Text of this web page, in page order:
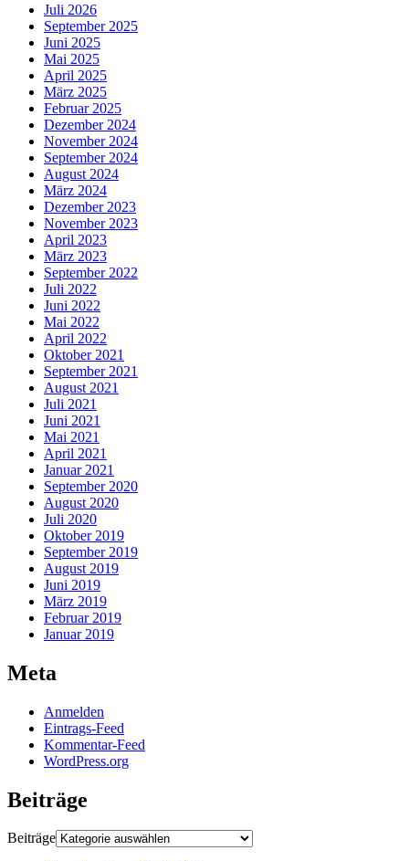
Juli 2026
September 2025
Juni 2025
Mai 2025
April 2025
März 2025
Februar 2025
Dezember 2024
November 2024
September 2024
August 2024
März 2024
Dezember 2023
November 2023
April 2023
März 2023
September 2022
Juli 2022
Juni 2022
Mai 2022
April 2022
Oktober 2021
September 2021
August 2021
Juli 2021
Juni 2021
Mai 2021
April 2021
Januar 2021
September 2020
August 2020
Juli 2020
Oktober 2019
September 2019
August 2019
Juni 2019
März 2019
Februar 2019
Januar 2019
Meta
Anmelden
Eintrags-Feed
Kommentar-Feed
WordPress.org
Beiträge
Beiträge